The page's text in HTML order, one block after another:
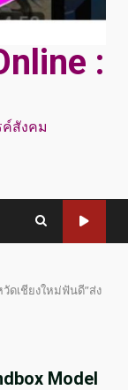
:
ค์สังคม
ดเชียงใหม่ฟันดี”ส่ง
Model